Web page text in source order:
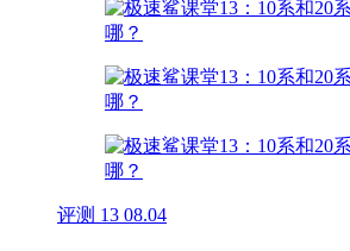
评测 13 08.04